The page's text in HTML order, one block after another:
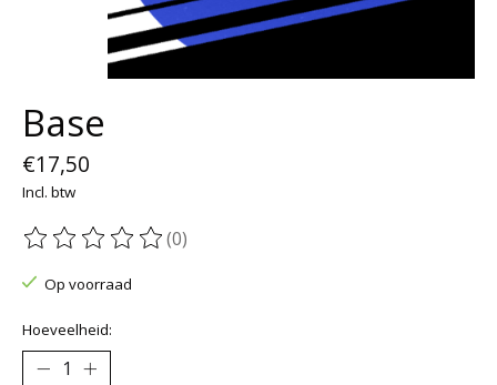
Base
€17,50
Incl. btw
De beoordeling van dit product is
(0)
Op voorraad
Hoeveelheid: